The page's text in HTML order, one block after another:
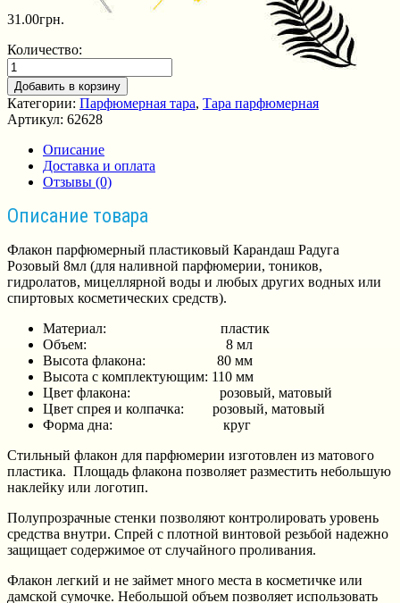
31.00грн.
Количество:
Добавить в корзину
Категории: Парфюмерная тара, Тара парфюмерная
Артикул: 62628
Описание
Доставка и оплата
Отзывы (0)
Описание товара
Флакон парфюмерный пластиковый Карандаш Радуга
Розовый 8мл (для наливной парфюмерии, тоников,
гидролатов, мицеллярной воды и любых других водных или
спиртовых косметических средств).
Материал: пластик
Объем: 8 мл
Высота флакона: 80 мм
Высота с комплектующим: 110 мм
Цвет флакона: розовый, матовый
Цвет спрея и колпачка: розовый, матовый
Форма дна: круг
Стильный флакон для парфюмерии изготовлен из матового
пластика. Площадь флакона позволяет разместить небольшую
наклейку или логотип.
Полупрозрачные стенки позволяют контролировать уровень
средства внутри. Спрей с плотной винтовой резьбой надежно
защищает содержимое от случайного проливания.
Флакон легкий и не займет много места в косметичке или
дамской сумочке. Небольшой объем позволяет использовать